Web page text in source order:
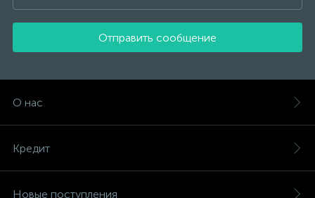
Отправить сообщение
О нас
Кредит
Новые поступления